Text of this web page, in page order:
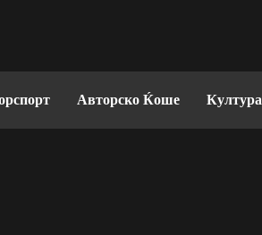
Авторско Ќоше Култура